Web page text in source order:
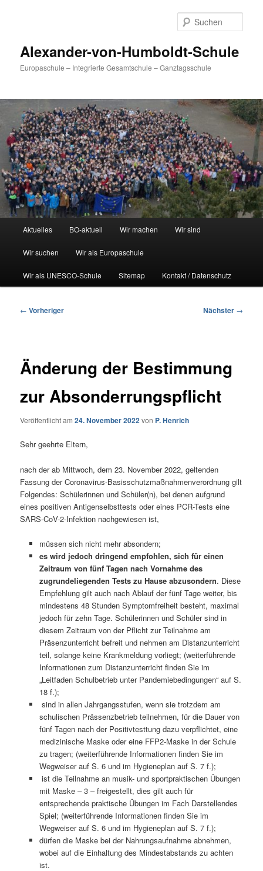
Alexander-von-Humboldt-Schule
Europaschule – Integrierte Gesamtschule – Ganztagsschule
Aktuelles BO-aktuell Wir machen Wir sind
Wir suchen Wir als Europaschule
Wir als UNESCO-Schule Sitemap Kontakt / Datenschutz
Beitragsnavigation
← Vorheriger Nächster →
Änderung der Bestimmung
zur Absonderrungspflicht
Veröffentlicht am24. November 2022von P. Henrich
Sehr geehrte Eltern,
nach der ab Mittwoch, dem 23. November 2022, geltenden
Fassung der Coronavirus-Basisschutzmaßnahmenverordnung gilt
Folgendes: Schülerinnen und Schüler(n), bei denen aufgrund
eines positiven Antigenselbsttests oder eines PCR-Tests eine
SARS-CoV-2-Infektion nachgewiesen ist,
müssen sich nicht mehr absondern;
es wird jedoch dringend empfohlen, sich für einen
Zeitraum von fünf Tagen nach Vornahme des
zugrundeliegenden Tests zu Hause abzusondern. Diese
Empfehlung gilt auch nach Ablauf der fünf Tage weiter, bis
mindestens 48 Stunden Symptomfreiheit besteht, maximal
jedoch für zehn Tage. Schülerinnen und Schüler sind in
diesem Zeitraum von der Pflicht zur Teilnahme am
Präsenzunterricht befreit und nehmen am Distanzunterricht
teil, solange keine Krankmeldung vorliegt; (weiterführende
Informationen zum Distanzunterricht finden Sie im
„Leitfaden Schulbetrieb unter Pandemiebedingungen“ auf S.
18 f.);
sind in allen Jahrgangsstufen, wenn sie trotzdem am
schulischen Prässenzbetrieb teilnehmen, für die Dauer von
fünf Tagen nach der Positivtesttung dazu verpflichtet, eine
medizinische Maske oder eine FFP2-Maske in der Schule
zu tragen; (weiterführende Informationen finden Sie im
Wegweiser auf S. 6 und im Hygieneplan auf S. 7 f.);
ist die Teilnahme an musik- und sportpraktischen Übungen
mit Maske – 3 – freigestellt, dies gilt auch für
entsprechende praktische Übungen im Fach Darstellendes
Spiel; (weiterführende Informationen finden Sie im
Wegweiser auf S. 6 und im Hygieneplan auf S. 7 f.);
dürfen die Maske bei der Nahrungsaufnahme abnehmen,
wobei auf die Einhaltung des Mindestabstands zu achten
ist.